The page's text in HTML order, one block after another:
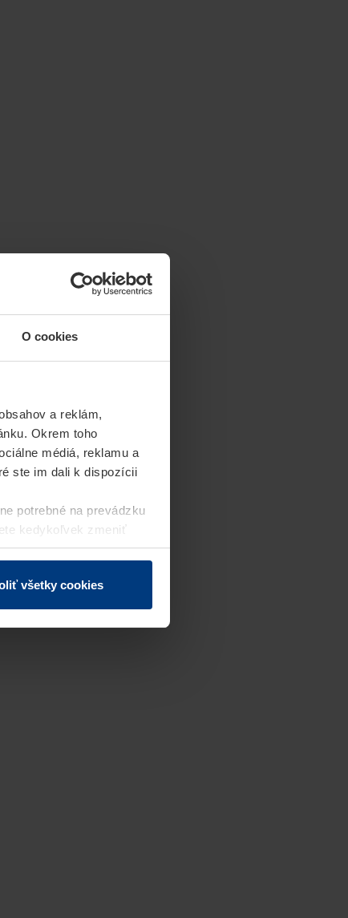
O cookies
a reklám,
Okrem toho
médiá, reklamu a
ste im dali k dispozícii
potrebné na prevádzku
kedykoľvek zmeniť
stránky.
všetky cookies